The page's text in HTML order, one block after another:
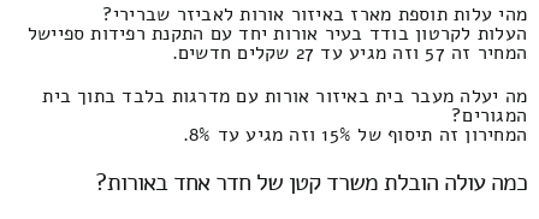
מהי עלות תוספת מארז באיזור אורות לאביזר שברירי?
העלות לקרטון בודד בעיר אורות יחד עם התקנת רפידות ספיישל
המחיר זה 57 וזה מגיע עד 27 שקלים חדשים.
מה יעלה מעבר בית באיזור אורות עם מדרגות בלבד בתוך בית
המגורים?
המחירון זה תיסוף של 15% וזה מגיע עד 8%.
כמה עולה הובלת משרד קטן של חדר אחד באורות?